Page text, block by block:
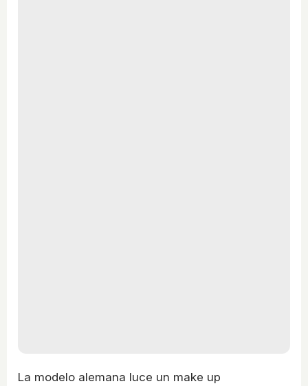
La modelo alemana luce un make up